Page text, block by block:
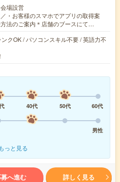
場設営
・お客様のスマホでアプリの取得案
法のご案内＊店舗のブースにて…
クOK / パソコンスキル不要 / 英語力不
40代 50代
60代
男性
もっと見る
へ進む 詳しく見る